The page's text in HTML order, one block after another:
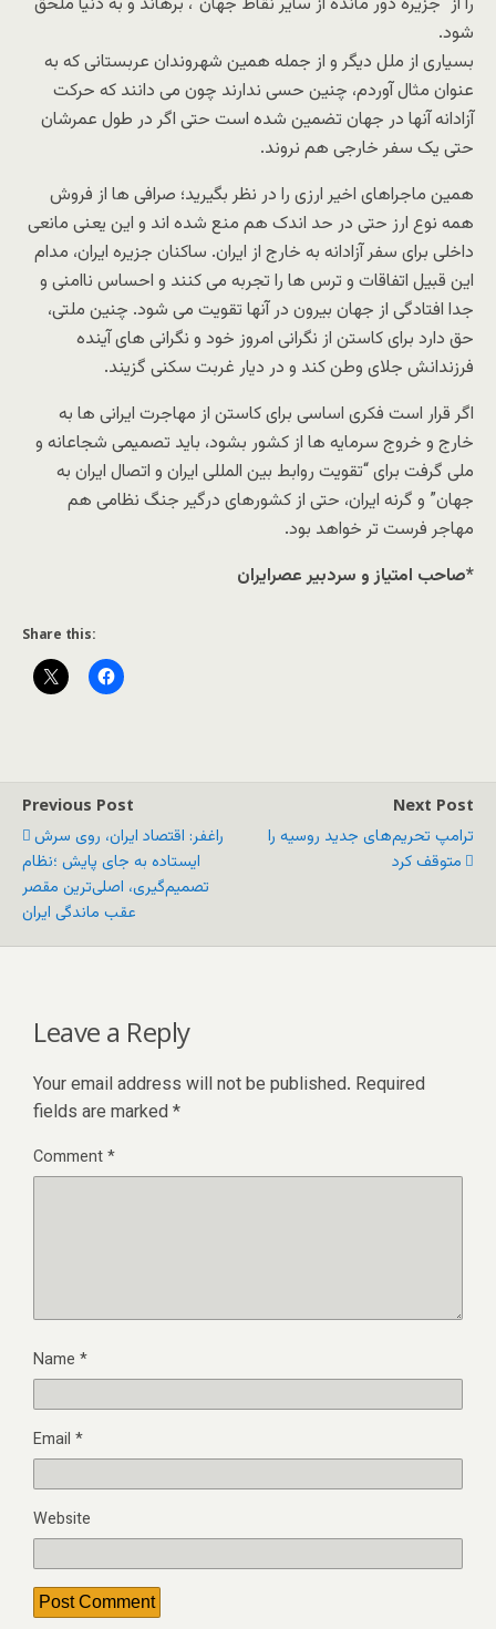
شود.
بسیاری از ملل دیگر و از جمله همین شهروندان عربستانی که به
عنوان مثال آوردم، چنین حسی ندارند چون می دانند که حرکت
آزادانه آنها در جهان تضمین شده است حتی اگر در طول عمرشان
حتی یک سفر خارجی هم نروند.
همین ماجراهای اخیر ارزی را در نظر بگیرید؛ صرافی ها از فروش
همه نوع ارز حتی در حد اندک هم منع شده اند و این یعنی مانعی
داخلی برای سفر آزادانه به خارج از ایران. ساکنان جزیره ایران، مدام
این قبیل اتفاقات و ترس ها را تجربه می کنند و احساس ناامنی و
جدا افتادگی از جهان بیرون در آنها تقویت می شود. چنین ملتی،
حق دارد برای کاستن از نگرانی امروز خود و نگرانی های آینده
فرزندانش جلای وطن کند و در دیار غربت سکنی گزیند.
اگر قرار است فکری اساسی برای کاستن از مهاجرت ایرانی ها به
خارج و خروج سرمایه ها از کشور بشود، باید تصمیمی شجاعانه و
ملی گرفت برای “تقویت روابط بین المللی ایران و اتصال ایران به
جهان” و گرنه ایران، حتی از کشورهای درگیر جنگ نظامی هم
مهاجر فرست تر خواهد بود.
*صاحب امتیاز و سردبیر عصرایران
Share this:
Previous Post
راغفر: اقتصاد ایران، روی سرش
ایستاده به جای پایش ؛نظام
تصمیم‌گیری، اصلی‌ترین مقصر
عقب ماندگی ایران
Next Post
ترامپ تحریم‌های جدید روسیه را
متوقف کرد
Leave a Reply
Your email address will not be published. Required
fields are marked *
Comment*
Name *
Email *
Website